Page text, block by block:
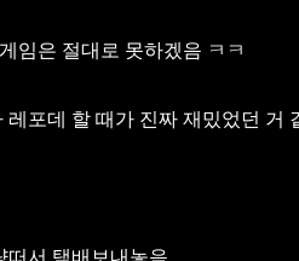
임은 절대로 못하겠음 ㅋㅋ
포데 할 때가 진짜 재밌었던 거
서 택배보내놓음 ...